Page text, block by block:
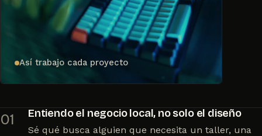
Así trabajo cada proyecto
01 Entiendo el negocio local, no solo el diseño
Sé qué busca alguien que necesita un taller, una